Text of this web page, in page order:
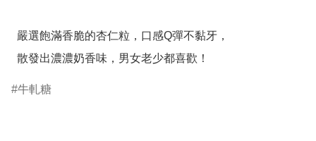
  散發出濃濃奶香味，男女老少都喜歡！
牛軋糖